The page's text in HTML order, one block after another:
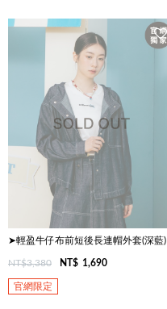
➤輕盈牛仔布前短後長連帽外套(深藍)
NT$3,380 NT$ 1,690
官網限定